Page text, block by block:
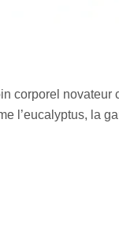
corporel novateur
l’eucalyptus, la